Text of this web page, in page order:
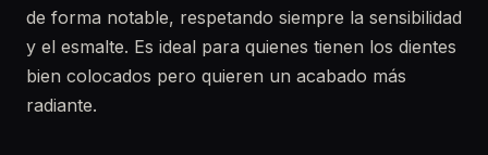
de forma notable, respetando siempre la sensibilidad
y el esmalte. Es ideal para quienes tienen los dientes
bien colocados pero quieren un acabado más
radiante.